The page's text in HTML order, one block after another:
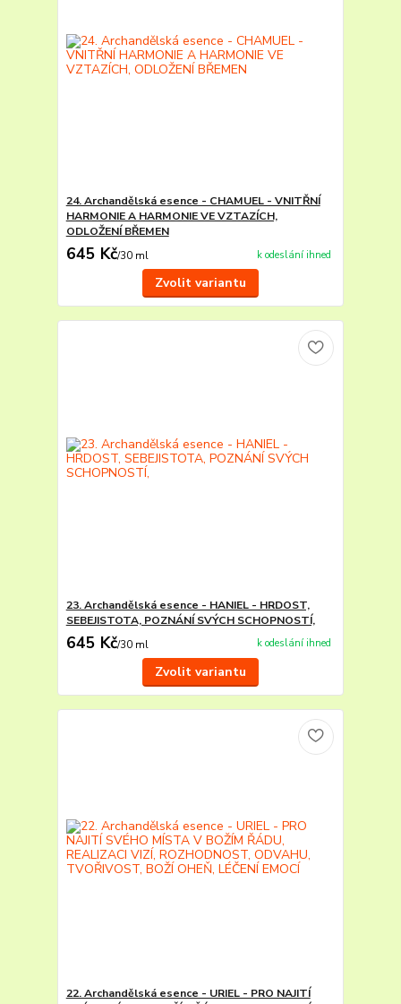
24. Archandělská esence - CHAMUEL - VNITŘNÍ
HARMONIE A HARMONIE VE VZTAZÍCH,
ODLOŽENÍ BŘEMEN
645 Kč/30 ml k odeslání ihned
Zvolit variantu
23. Archandělská esence - HANIEL - HRDOST,
SEBEJISTOTA, POZNÁNÍ SVÝCH SCHOPNOSTÍ,
645 Kč/30 ml k odeslání ihned
Zvolit variantu
22. Archandělská esence - URIEL - PRO NAJITÍ